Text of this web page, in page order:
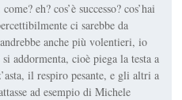
eh? cos’è successo? cos’hai
ci sarebbe da
anche più volentieri, io
addormenta, cioè piega la testa a
il respiro pesante, e gli altri a
ad esempio di Michele